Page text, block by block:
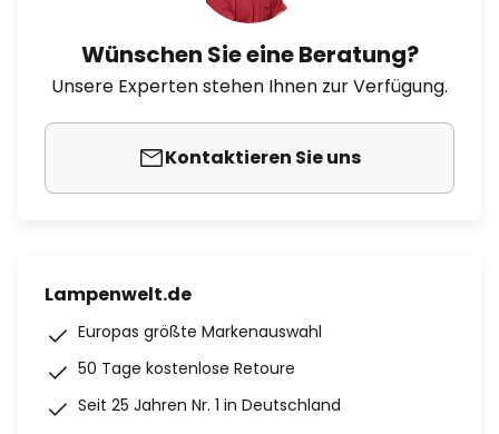
Wünschen Sie eine Beratung?
Unsere Experten stehen Ihnen zur Verfügung.
Kontaktieren Sie uns
Lampenwelt.de
Europas größte Markenauswahl
50 Tage kostenlose Retoure
Seit 25 Jahren Nr. 1 in Deutschland